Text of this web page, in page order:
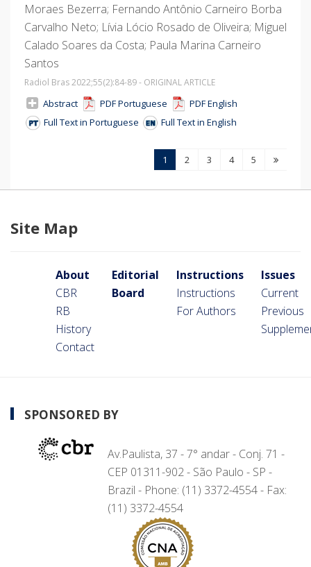
Moraes Bezerra; Fernando Antônio Carneiro Borba
Carvalho Neto; Lívia Lócio Rosado de Oliveira; Miguel
Calado Soares da Costa; Paula Marina Carneiro
Santos
Radiol Bras 2022;55(2):84-89 - ORIGINAL ARTICLE
Abstract PDF Portuguese
PDF English
Full Text in Portuguese
Full Text in English
1 2 3 4 5
Site Map
About
CBR
RB
History
Contact
Editorial
Board
Instructions
Instructions
For Authors
Issues
Current
Previous
SPONSORED BY
Av.Paulista, 37 - 7° andar - Conj. 71 -
CEP 01311-902 - São Paulo - SP -
Brazil - Phone: (11) 3372-4554 - Fax:
(11) 3372-4554